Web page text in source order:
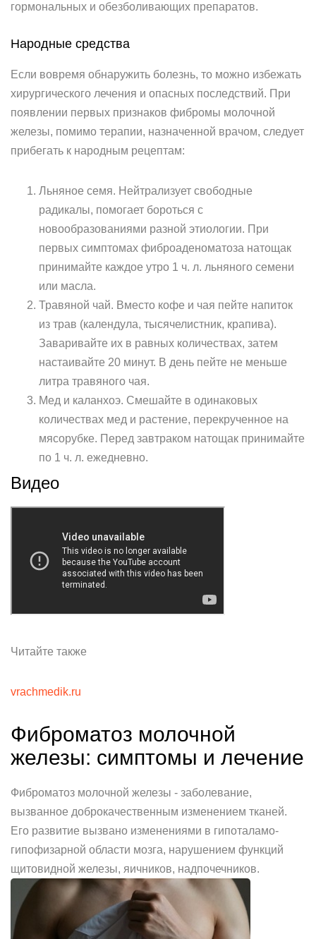
гормональных и обезболивающих препаратов.
Народные средства
Если вовремя обнаружить болезнь, то можно избежать
хирургического лечения и опасных последствий. При
появлении первых признаков фибромы молочной
железы, помимо терапии, назначенной врачом, следует
прибегать к народным рецептам:
Льняное семя. Нейтрализует свободные
радикалы, помогает бороться с
новообразованиями разной этиологии. При
первых симптомах фиброаденоматоза натощак
принимайте каждое утро 1 ч. л. льняного семени
или масла.
Травяной чай. Вместо кофе и чая пейте напиток
из трав (календула, тысячелистник, крапива).
Заваривайте их в равных количествах, затем
настаивайте 20 минут. В день пейте не меньше
литра травяного чая.
Мед и каланхоэ. Смешайте в одинаковых
количествах мед и растение, перекрученное на
мясорубке. Перед завтраком натощак принимайте
по 1 ч. л. ежедневно.
Видео
Читайте также
vrachmedik.ru
Фиброматоз молочной
железы: симптомы и лечение
Фиброматоз молочной железы - заболевание,
вызванное доброкачественным изменением тканей.
Его развитие вызвано изменениями в гипоталамо-
гипофизарной области мозга, нарушением функций
щитовидной железы, яичников, надпочечников.